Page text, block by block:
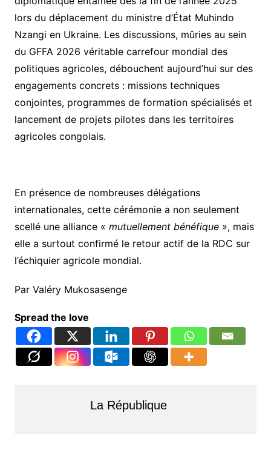
lors du déplacement du ministre d’État Muhindo
Nzangi en Ukraine. Les discussions, mûries au sein
du GFFA 2026 véritable carrefour mondial des
politiques agricoles, débouchent aujourd’hui sur des
engagements concrets : missions techniques
conjointes, programmes de formation spécialisés et
lancement de projets pilotes dans les territoires
agricoles congolais.
En présence de nombreuses délégations
internationales, cette cérémonie a non seulement
scellé une alliance « mutuellement bénéfique », mais
elle a surtout confirmé le retour actif de la RDC sur
l’échiquier agricole mondial.
Par Valéry Mukosasenge
Spread the love
La République